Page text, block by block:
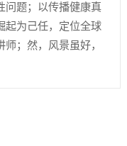
问题；以传播健康真
起为己任，定位全球
；然，风景虽好，